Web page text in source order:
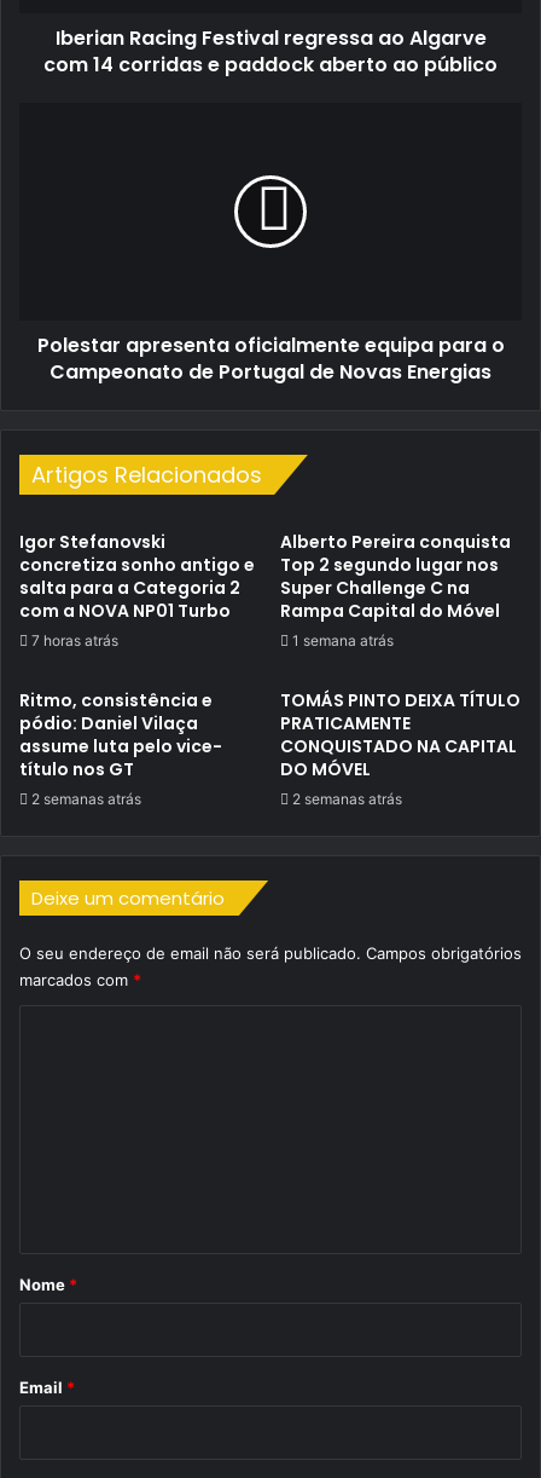
paddock
Iberian Racing Festival regressa ao Algarve
com 14 corridas e paddock aberto ao público
Novas
Polestar apresenta oficialmente equipa para o
Campeonato de Portugal de Novas Energias
Artigos Relacionados
Igor Stefanovski
concretiza sonho antigo e
salta para a Categoria 2
com a NOVA NP01 Turbo
7 horas atrás
Alberto Pereira conquista
Top 2 segundo lugar nos
Super Challenge C na
Rampa Capital do Móvel
1 semana atrás
Ritmo, consistência e
pódio: Daniel Vilaça
assume luta pelo vice-
título nos GT
2 semanas atrás
TOMÁS PINTO DEIXA TÍTULO
PRATICAMENTE
CONQUISTADO NA CAPITAL
DO MÓVEL
2 semanas atrás
Deixe um comentário
O seu endereço de email não será publicado. Campos obrigatórios
marcados com *
r
*
Nome *
Email *